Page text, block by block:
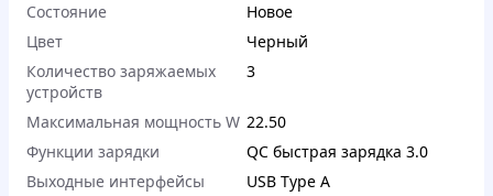
Состояние
Новое
Цвет
Черный
Количество заряжаемых
устройств
3
Максимальная мощность W 22.50
Функции зарядки
QC быстрая зарядка 3.0
Выходные интерфейсы
USB Type A